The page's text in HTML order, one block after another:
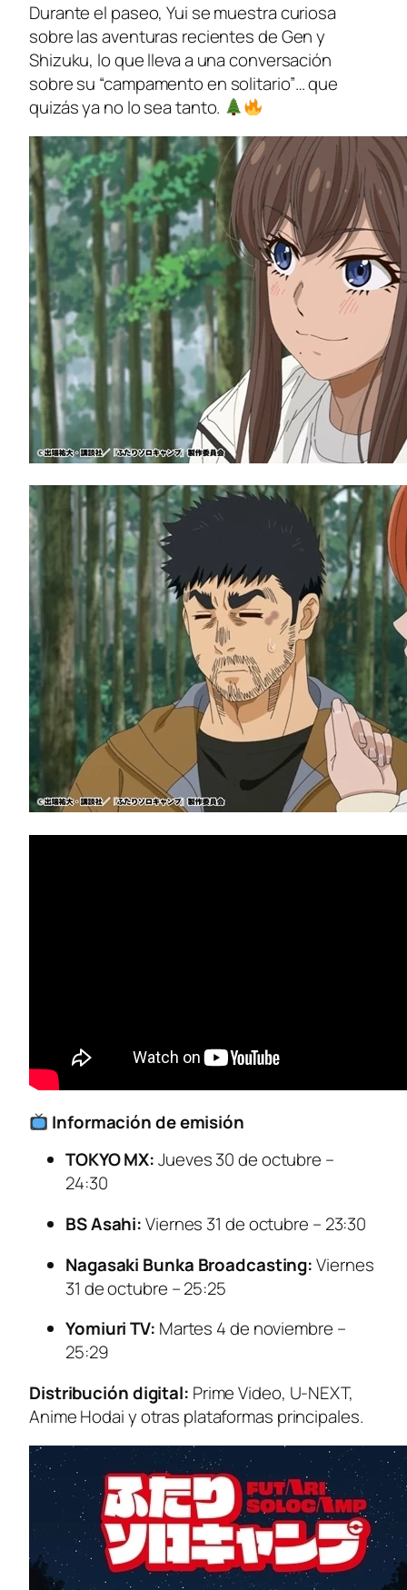
Durante el paseo, Yui se muestra curiosa
sobre las aventuras recientes de Gen y
Shizuku, lo que lleva a una conversación
sobre su “campamento en solitario”… que
quizás ya no lo sea tanto.
Información de emisión
TOKYO MX:Jueves 30 de octubre –
24:30
BS Asahi:Viernes 31 de octubre – 23:30
Nagasaki Bunka Broadcasting:Viernes
31 de octubre – 25:25
Yomiuri TV: Martes 4 de noviembre –
25:29
Distribución digital: Prime Video, U-NEXT,
Anime Hodai y otras plataformas principales.